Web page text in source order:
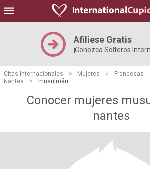
Afiliese Gratis
¡Conozca Solteros
Citas Internacionales > Mujeres > Francesas
Nantes
> musulmán
Conocer mujeres
nantes